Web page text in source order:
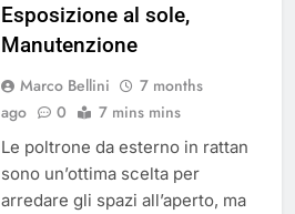
Esposizione al sole,
Manutenzione
Marco Bellini
7 months
ago
0 7 mins mins
Le poltrone da esterno in rattan
sono un’ottima scelta per
arredare gli spazi all’aperto, ma